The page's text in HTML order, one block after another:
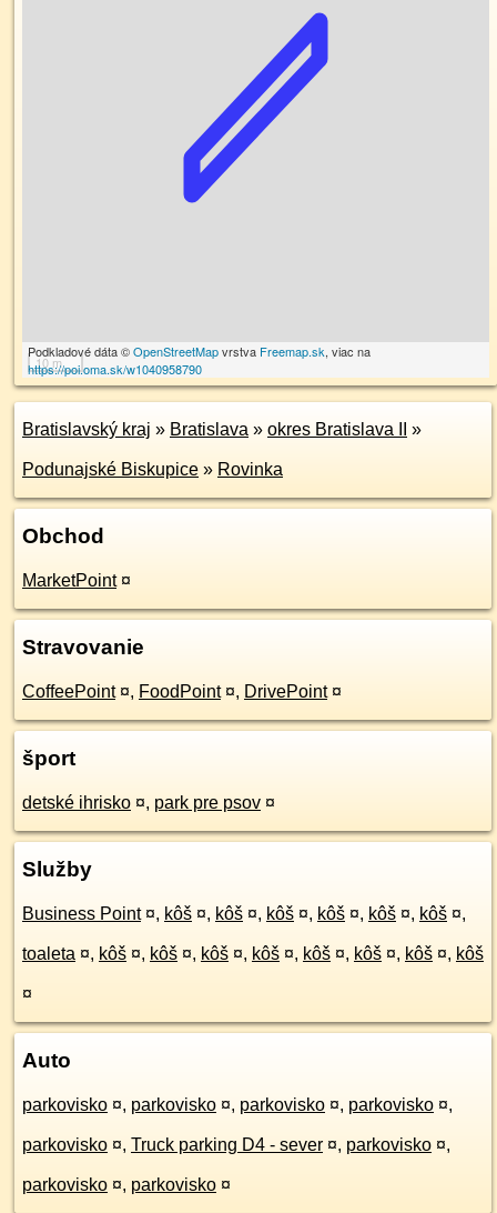
10 m
Podkladové dáta ©OpenStreetMapvrstva Freemap.sk, viac na
https://poi.oma.sk/w1040958790
Bratislavský kraj » Bratislava » okres Bratislava II »
Podunajské Biskupice » Rovinka
Obchod
MarketPoint ¤
Stravovanie
CoffeePoint ¤, FoodPoint ¤, DrivePoint ¤
šport
detské ihrisko ¤, park pre psov ¤
Služby
Business Point ¤, kôš ¤, kôš ¤, kôš ¤, kôš ¤, kôš ¤, kôš ¤,
toaleta ¤, kôš ¤, kôš ¤, kôš ¤, kôš ¤, kôš ¤, kôš ¤, kôš ¤, kôš
¤
Auto
parkovisko ¤, parkovisko ¤, parkovisko ¤, parkovisko ¤,
parkovisko ¤, Truck parking D4 - sever ¤, parkovisko ¤,
parkovisko ¤, parkovisko ¤